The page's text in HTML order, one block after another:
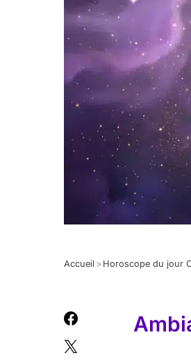
Accueil > Horoscope du jour